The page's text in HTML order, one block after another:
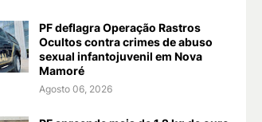
PF deflagra Operação Rastros
Ocultos contra crimes de abuso
sexual infantojuvenil em Nova
Mamoré
Agosto 06, 2026